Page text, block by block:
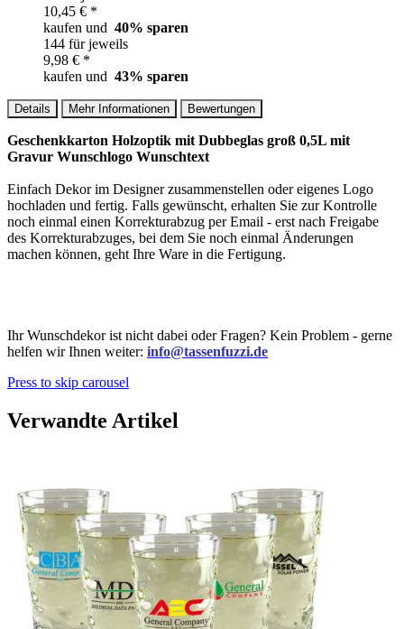
10,45 € *
kaufen und 40% sparen
144 für jeweils
9,98 € *
kaufen und 43% sparen
Details Mehr Informationen Bewertungen
Geschenkkarton Holzoptik mit Dubbeglas groß 0,5L mit
Gravur Wunschlogo Wunschtext
Einfach Dekor im Designer zusammenstellen oder eigenes Logo
hochladen und fertig. Falls gewünscht, erhalten Sie zur Kontrolle
noch einmal einen Korrekturabzug per Email - erst nach Freigabe
des Korrekturabzuges, bei dem Sie noch einmal Änderungen
machen können, geht Ihre Ware in die Fertigung.
Ihr Wunschdekor ist nicht dabei oder Fragen? Kein Problem - gerne
helfen wir Ihnen weiter: info@tassenfuzzi.de
Press to skip carousel
Verwandte Artikel